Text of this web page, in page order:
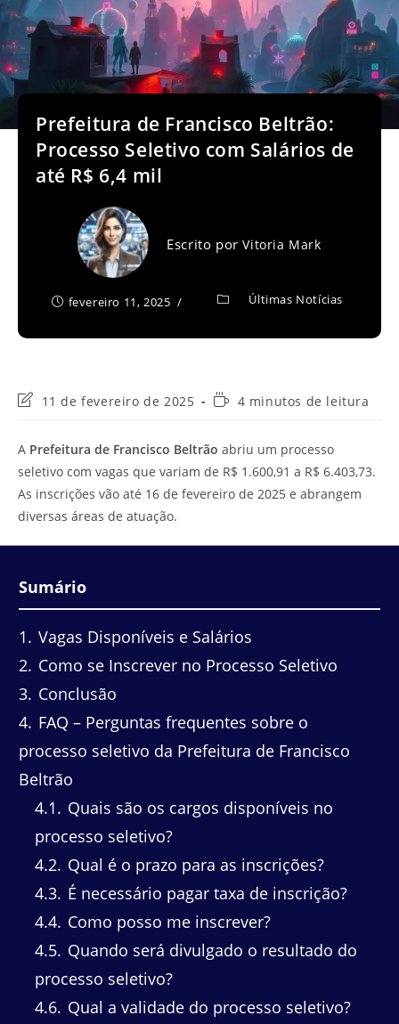
Prefeitura de Francisco Beltrão:
Processo Seletivo com Salários de
até R$ 6,4 mil
Escrito porVitoria Mark
fevereiro 11, 2025 Últimas Notícias
Última
post:
11 de fevereiro de 2025
Tempo4 minutos de leitura
A Prefeitura de Francisco Beltrão abriu um processo
seletivo com vagas que variam de R$ 1.600,91 a R$ 6.403,73.
As inscrições vão até 16 de fevereiro de 2025 e abrangem
diversas áreas de atuação.
Sumário
1
Vagas Disponíveis e Salários
2 Como se Inscrever no Processo Seletivo
3 Conclusão
4 FAQ – Perguntas frequentes sobre o
processo seletivo da Prefeitura de Francisco
Beltrão
4.1
Quais são os cargos disponíveis no
processo seletivo?
4.2 Qual é o prazo para as inscrições?
4.3 É necessário pagar taxa de inscrição?
4.4 Como posso me inscrever?
4.5 Quando será divulgado o resultado do
processo seletivo?
4.6 Qual a validade do processo seletivo?